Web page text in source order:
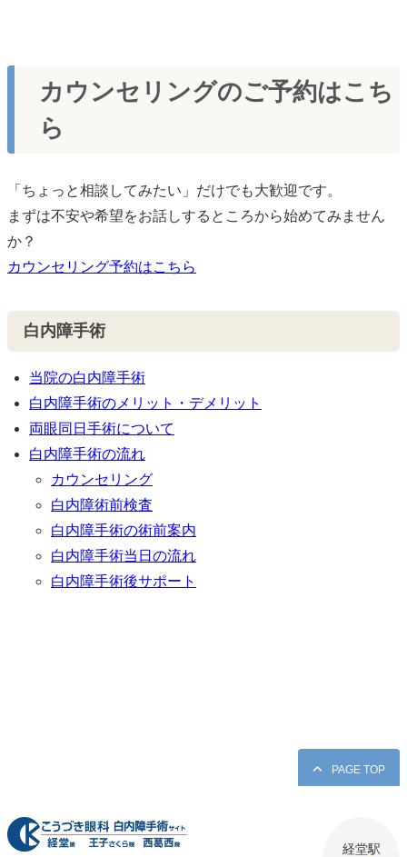
カウンセリングのご予約はこち
ら
「ちょっと相談してみたい」だけでも大歓迎です。
まずは不安や希望をお話しするところから始めてみません
か？
カウンセリング予約はこちら
白内障手術
当院の白内障手術
白内障手術のメリット・デメリット
両眼同日手術について
白内障手術の流れ
カウンセリング
白内障術前検査
白内障手術の術前案内
白内障手術当日の流れ
白内障手術後サポート
PAGE TOP
経堂駅